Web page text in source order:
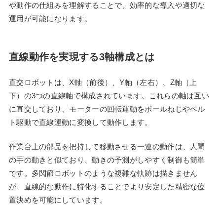
や動作の仕組みを理解することで、効率的な導入や適切な
運用が可能になります。
直線動作を実現する3軸構成とは
直交ロボットは、X軸（前後）、Y軸（左右）、Z軸（上
下）の3つの直線軸で構成されています。これらの軸は互い
に直交しており、モーターの回転運動をボールねじやベル
ト駆動で直線運動に変換して動作します。
作業台上の部品を把持して移動させる一連の動作は、人間
の手の動きと似ており、動きの予測がしやすく制御も簡単
です。多関節ロボットのような複雑な軌跡は描きません
が、直線的な動作に特化することでより安定した精密な位
置決めを可能にしています。